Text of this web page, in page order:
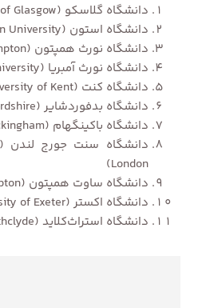
دانشگاه گلاسکو (University of Glasgow)
دانشگاه استون (Aston University)
دانشگاه نورث همپتون (University of Northampton)
دانشگاه نورث آمبریا (Northumbria University)
دانشگاه کنت (University of Kent)
دانشگاه بدفوردشایر (University of Bedfordshire)
دانشگاه باکینگهام (University of Buckingham)
London)
دانشگاه ساوت همپتون (University of Southampton)
دانشگاه اکستر (The University of Exeter)
دانشگاه استراث‌کلاید (University of Strathclyde)